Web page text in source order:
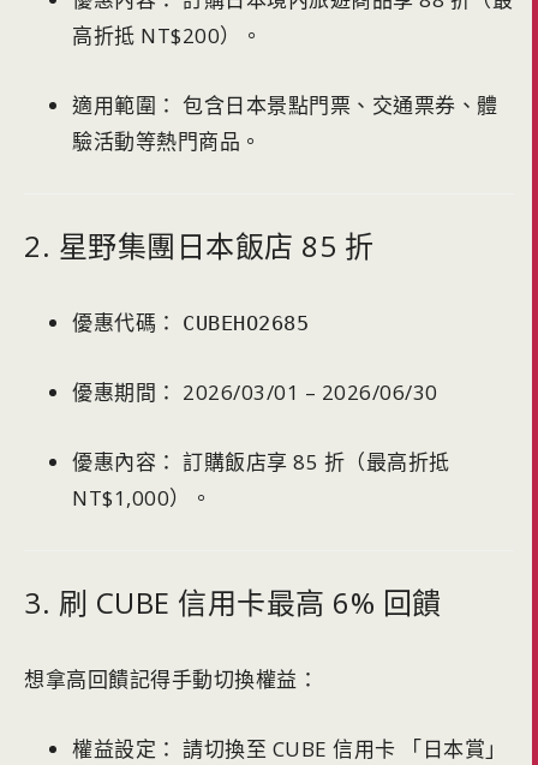
高折抵 NT$200）。
適用範圍： 包含日本景點門票、交通票券、體
驗活動等熱門商品。
2. 星野集團日本飯店 85 折
優惠代碼： CUBEHO2685
優惠期間： 2026/03/01 – 2026/06/30
優惠內容： 訂購飯店享 85 折（最高折抵
NT$1,000）。
3. 刷 CUBE 信用卡最高 6% 回饋
想拿高回饋記得手動切換權益：
權益設定： 請切換至 CUBE 信用卡 「日本賞」